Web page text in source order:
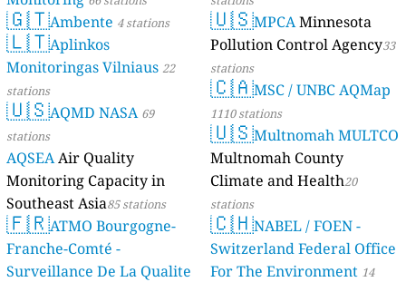
🇬🇹Ambente 4 stations
🇱🇹Aplinkos
Monitoringas Vilniaus 22
stations
🇺🇸AQMD NASA 69
stations
AQSEAAir Quality
Monitoring Capacity in
Southeast Asia85 stations
🇫🇷ATMO Bourgogne-
Franche-Comté -
Surveillance De La Qualite
🇺🇸MPCAMinnesota
Pollution Control Agency33
stations
🇨🇦MSC / UNBC AQMap
1110 stations
🇺🇸Multnomah MULTCO
Multnomah County
Climate and Health20
stations
🇨🇭NABEL / FOEN -
Switzerland Federal Office
For The Environment 14